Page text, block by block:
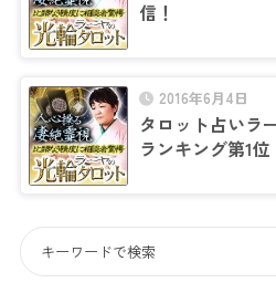
信！
2016年6月4日
タロット占いラ
ランキング第1位